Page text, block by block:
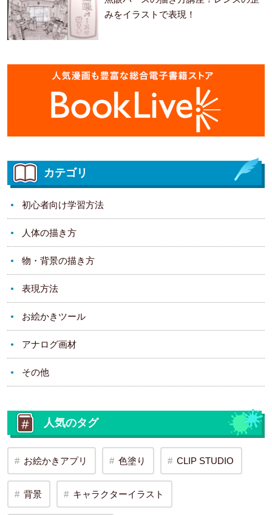
みをイラストで表現！
カテゴリ
初心者向け学習方法
人体の描き方
物・背景の描き方
表現方法
お絵かきツール
アナログ画材
その他
人気のタグ
お絵かきアプリ 色塗り CLIP STUDIO
背景 キャラクターイラスト